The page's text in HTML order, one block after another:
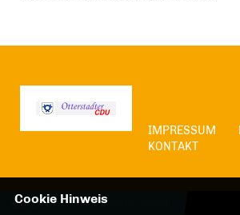
IMPRESSUM
KONTAKT
@2026 CDU Ortsverband Otterstadt
Cookie Hinweis